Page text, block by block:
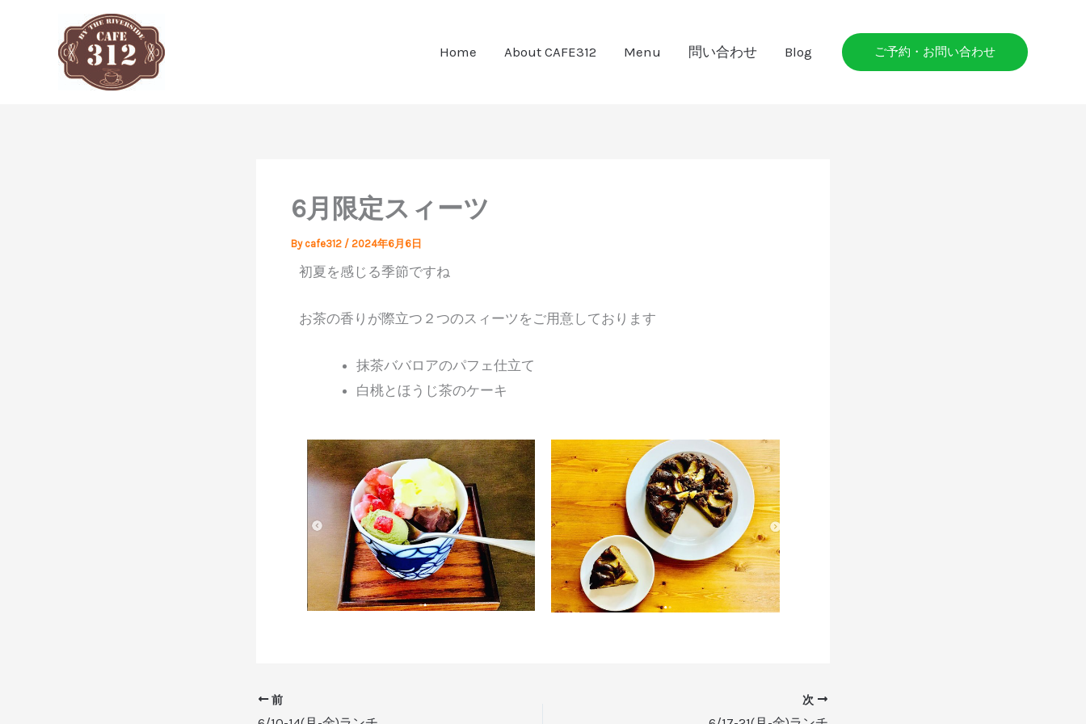
Home About CAFE312 Menu 問い合わせ Blog ご予約・お問い合わせ
6月限定スィーツ
By cafe312 / 2024年6月6日
初夏を感じる季節ですね
お茶の香りが際立つ２つのスィーツをご用意しております
抹茶ババロアのパフェ仕立て
白桃とほうじ茶のケーキ
前 次